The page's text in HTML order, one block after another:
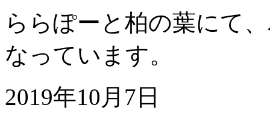
ららぽーと柏の葉にて
なっています。
2019年10月7日